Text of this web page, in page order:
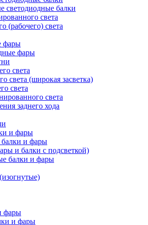
светодиодные балки
света
(рабочего) света
фары
фары
света
света (широкая засветка)
света
света
заднего хода
и фары
и фары
и балки с подсветкой)
балки и фары
фары
и фары